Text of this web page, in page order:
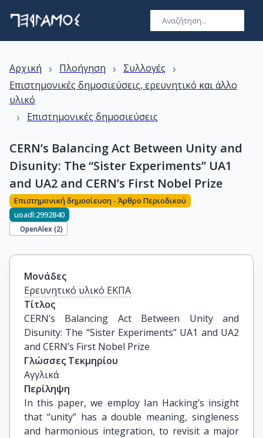
Αρχική › Πλοήγηση › Συλλογές ›
Επιστημονικές δημοσιεύσεις, ερευνητικό και άλλο
υλικό
› Επιστημονικές δημοσιεύσεις
CERN’s Balancing Act Between Unity and
Disunity: The “Sister Experiments” UA1
and UA2 and CERN’s First Nobel Prize
Επιστημονική δημοσίευση - Άρθρο Περιοδικού
uoadl:2992840
OpenAlex (2)
Μονάδες
Ερευνητικό υλικό ΕΚΠΑ
Τίτλος
CERN’s Balancing Act Between Unity and
Disunity: The “Sister Experiments” UA1 and UA2
and CERN’s First Nobel Prize
Γλώσσες Τεκμηρίου
Αγγλικά
Περίληψη
In this paper, we employ Ian Hacking’s insight
that “unity” has a double meaning, singleness
and harmonious integration, to revisit a major